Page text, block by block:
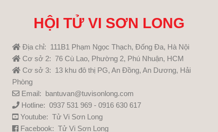
HỘI TỬ VI SƠN LONG
Địa chỉ: 111B1 Phạm Ngọc Thạch, Đống Đa, Hà Nội
Cơ sở 2: 76 Cù Lao, Phường 2, Phú Nhuận, HCM
Cơ sở 3: 13 khu đô thị PG, An Đồng, An Dương, Hải
Phòng
Email: bantuvan@tuvisonlong.com
Hotline: 0937 531 969 - 0916 630 617
Youtube: Tử Vi Sơn Long
Facebook: Tử Vi Sơn Long